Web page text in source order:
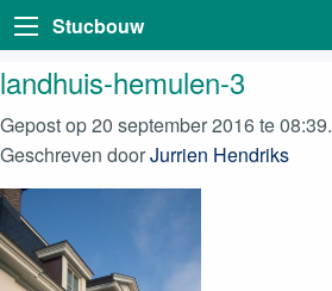
Stucbouw
landhuis-hemulen-3
Gepost op 20 september 2016 te 08:39.
Geschreven doorJurrien Hendriks